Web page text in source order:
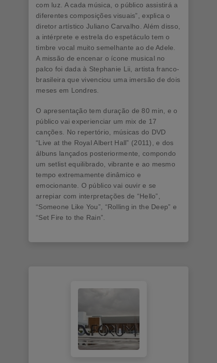
com luz. A cada música, o público assistirá a
diferentes composições visuais”, explica o
diretor artístico Juliano Carvalho. Além disso,
a intérprete e estrela do espetáculo tem o
timbre vocal muito semelhante ao de Adele.
A missão de encenar o ícone musical no
palco foi dada à Stephanie Lii, artista franco-
brasileira que vivenciou uma imersão de dois
meses em Londres.
O apresentação tem duração de 80 min, e o
público vai experienciar um mix de 17
canções. No repertório, músicas do DVD
“Live at the Royal Albert Hall” (2011), e dos
álbuns lançados posteriormente, compondo
um setlist equilibrado, vibrante e ao mesmo
tempo extremamente dinâmico e
emocionante. O público vai ouvir e se
arrepiar com interpretações de “Hello”,
“Someone Like You”, “Rolling in the Deep” e
“Set Fire to the Rain”.